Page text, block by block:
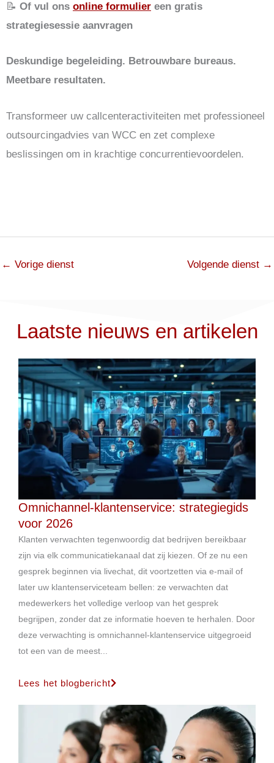
📝 Of vul ons online formulier een gratis
strategiesessie aanvragen
Deskundige begeleiding. Betrouwbare bureaus.
Meetbare resultaten.
Transformeer uw callcenteractiviteiten met professioneel
outsourcingadvies van WCC en zet complexe
beslissingen om in krachtige concurrentievoordelen.
← Vorige dienst Volgende dienst →
Laatste nieuws en artikelen
Omnichannel-klantenservice: strategiegids
voor 2026
Klanten verwachten tegenwoordig dat bedrijven bereikbaar
zijn via elk communicatiekanaal dat zij kiezen. Of ze nu een
gesprek beginnen via livechat, dit voortzetten via e-mail of
later uw klantenserviceteam bellen: ze verwachten dat
medewerkers het volledige verloop van het gesprek
begrijpen, zonder dat ze informatie hoeven te herhalen. Door
deze verwachting is omnichannel-klantenservice uitgegroeid
tot een van de meest...
Lees het blogbericht